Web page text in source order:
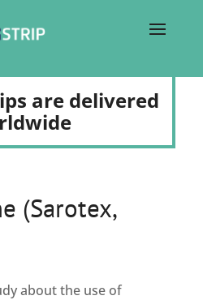
are delivered
(Sarotex,
about the use of